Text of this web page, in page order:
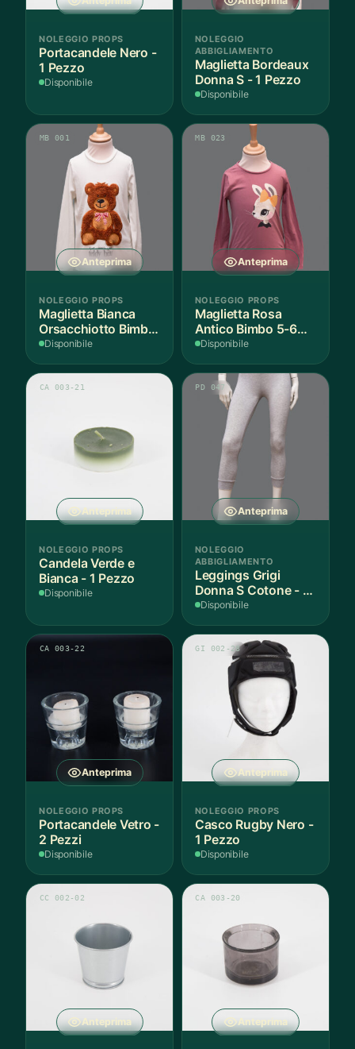
NOLEGGIO PROPS
Portacandele Nero -
1 Pezzo
Disponibile
NOLEGGIO
ABBIGLIAMENTO
Maglietta Bordeaux
Donna S - 1 Pezzo
Disponibile
Anteprima
MB 001
NOLEGGIO PROPS
Maglietta Bianca
Orsacchiotto Bimbo
6-7 Anni Cotone - 1
Disponibile
Anteprima
MB 023
NOLEGGIO PROPS
Maglietta Rosa
Antico Bimbo 5-6
Anni Cotone - 1
Disponibile
Anteprima
CA 003-21
NOLEGGIO PROPS
Candela Verde e
Bianca - 1 Pezzo
Disponibile
Anteprima
PD 047
NOLEGGIO
ABBIGLIAMENTO
Leggings Grigi
Donna S Cotone - 1
Paio
Disponibile
Anteprima
CA 003-22
NOLEGGIO PROPS
Portacandele Vetro -
2 Pezzi
Disponibile
Anteprima
GI 002-28
NOLEGGIO PROPS
Casco Rugby Nero -
1 Pezzo
Disponibile
Anteprima
CC 002-02
Anteprima
CA 003-20